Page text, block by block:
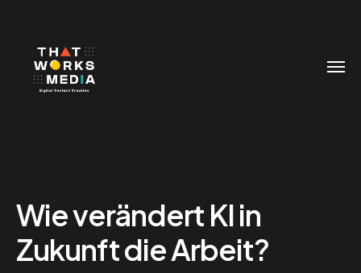
Wie verändert KI in
Zukunft die Arbeit?